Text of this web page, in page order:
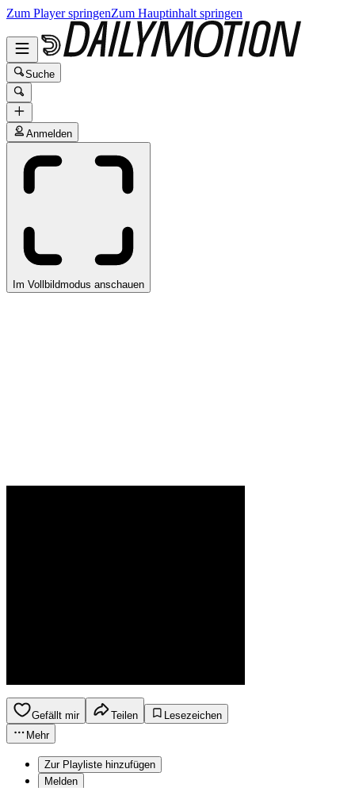
Zum Player springenZum Hauptinhalt springen
Suche
Anmelden
Im Vollbildmodus anschauen
Gefällt mir Teilen
Lesezeichen
Mehr
Zur Playliste hinzufügen
Melden